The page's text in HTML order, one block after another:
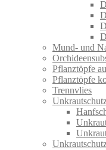
Mund- und
Pflanztöpfe
Pflanztöpfe
Trennvlies